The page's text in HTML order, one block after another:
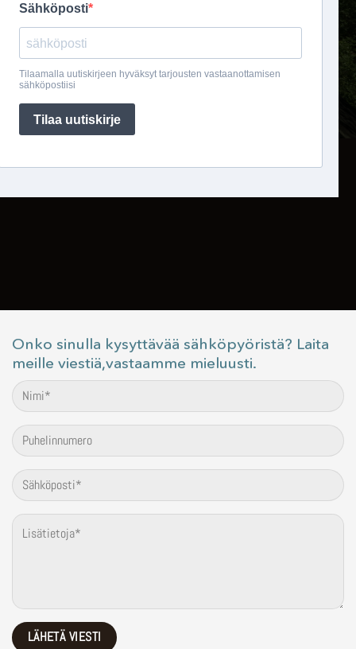
Onko sinulla kysyttävää sähköpyöristä? Laita
meille viestiä,vastaamme mieluusti.